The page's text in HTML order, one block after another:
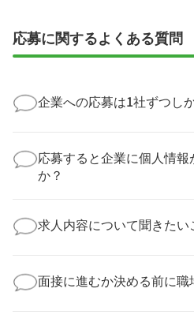
応募に関するよくある質問
企業への応募は1社ずつし
実際に医療キャリアナビを
の多くは、複数応募して自
います。
応募すると企業に個人情
か？
業様に個人情報が送られる
より詳細な求人情報をご確
求人内容について聞きたい
してお答えいたします。
勤務体制や職場の雰囲気、
面接に進むか決める前に職